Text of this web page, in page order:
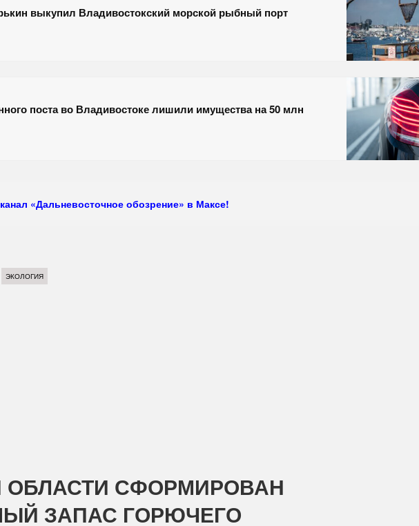
выкупил Владивостокский морской рыбный порт
поста во Владивостоке лишили имущества на 50 млн
«Дальневосточное обозрение» в Максе!
ЭКОЛОГИЯ
ОБЛАСТИ СФОРМИРОВАН
ЗАПАС ГОРЮЧЕГО